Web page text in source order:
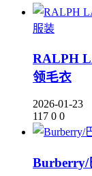
服装
RALPH
领毛衣
2026-01-23
117 0 0
Burberry/